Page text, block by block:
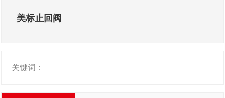
美标止回阀
关键词：